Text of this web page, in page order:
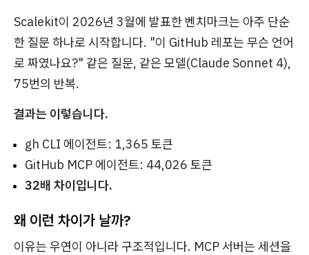
Scalekit이 2026년 3월에 발표한 벤치마크는 아주 단순
한 질문 하나로 시작합니다. "이 GitHub 레포는 무슨 언어
로 짜였나요?" 같은 질문, 같은 모델(Claude Sonnet 4),
75번의 반복.
결과는 이렇습니다.
gh CLI 에이전트: 1,365 토큰
GitHub MCP 에이전트: 44,026 토큰
32배 차이입니다.
왜 이런 차이가 날까?
이유는 우연이 아니라 구조적입니다. MCP 서버는 세션을